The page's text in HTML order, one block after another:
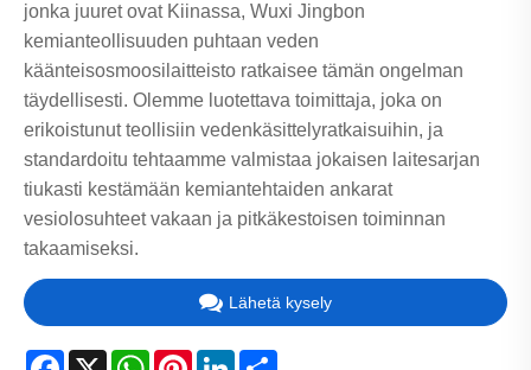
jonka juuret ovat Kiinassa, Wuxi Jingbon
kemianteollisuuden puhtaan veden
käänteisosmoosilaitteisto ratkaisee tämän ongelman
täydellisesti. Olemme luotettava toimittaja, joka on
erikoistunut teollisiin vedenkäsittelyratkaisuihin, ja
standardoitu tehtaamme valmistaa jokaisen laitesarjan
tiukasti kestämään kemiantehtaiden ankarat
vesiolosuhteet vakaan ja pitkäkestoisen toiminnan
takaamiseksi.
Lähetä kysely
Facebook
X WhatsApp
PinterestLinkedIn